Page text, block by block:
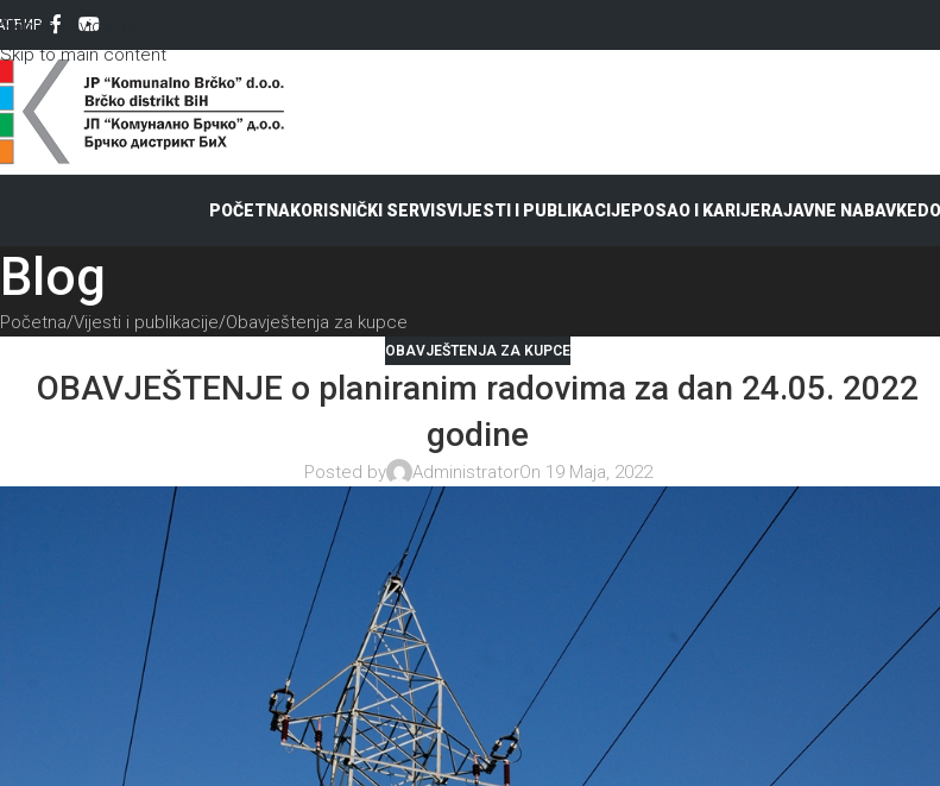
Skip to navigation
Skip to main content
ЋИР
POČETNAKORISNIČKI SERVISVIJESTI I PUBLIKACIJEPOSAO I KARIJERAJAVNE NABAVKE
Blog
Početna Vijesti i publikacije Obavještenja za kupce
OBAVJEŠTENJA ZA KUPCE
OBAVJEŠTENJE o planiranim radovima za dan 24.05. 2022
godine
Posted by AdministratorOn 19 Maja, 2022